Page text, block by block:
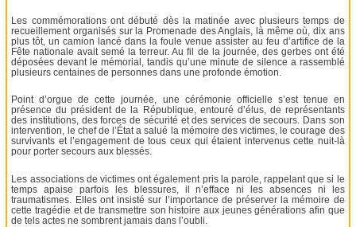
Les commémorations ont débuté dès la matinée avec plusieurs temps de
recueillement organisés sur la Promenade des Anglais, là même où, dix ans
plus tôt, un camion lancé dans la foule venue assister au feu d’artifice de la
Fête nationale avait semé la terreur. Au fil de la journée, des gerbes ont été
déposées devant le mémorial, tandis qu’une minute de silence a rassemblé
plusieurs centaines de personnes dans une profonde émotion.
Point d’orgue de cette journée, une cérémonie officielle s’est tenue en
présence du président de la République, entouré d’élus, de représentants
des institutions, des forces de sécurité et des services de secours. Dans son
intervention, le chef de l’État a salué la mémoire des victimes, le courage des
survivants et l’engagement de tous ceux qui étaient intervenus cette nuit-là
pour porter secours aux blessés.
Les associations de victimes ont également pris la parole, rappelant que si le
temps apaise parfois les blessures, il n’efface ni les absences ni les
traumatismes. Elles ont insisté sur l’importance de préserver la mémoire de
cette tragédie et de transmettre son histoire aux jeunes générations afin que
de tels actes ne sombrent jamais dans l’oubli.